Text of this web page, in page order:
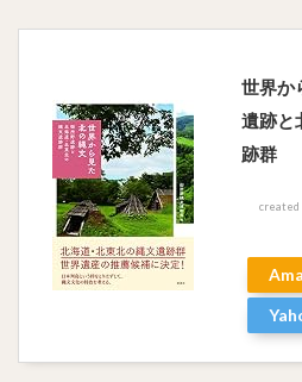
世界か
遺跡と
跡群
created